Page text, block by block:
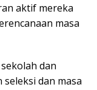
aktif mereka
masa
dan
dan masa